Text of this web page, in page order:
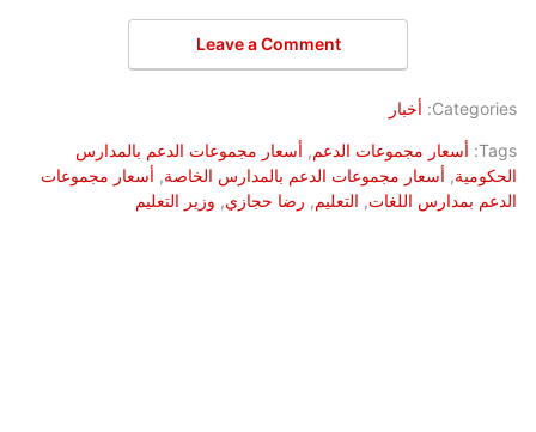
Leave a Comment
Categories: أخبار
Tags: أسعار مجموعات الدعم, أسعار مجموعات الدعم بالمدارس
الحكومية, أسعار مجموعات الدعم بالمدارس الخاصة, أسعار مجموعات
الدعم بمدارس اللغات, التعليم, رضا حجازي, وزير التعليم